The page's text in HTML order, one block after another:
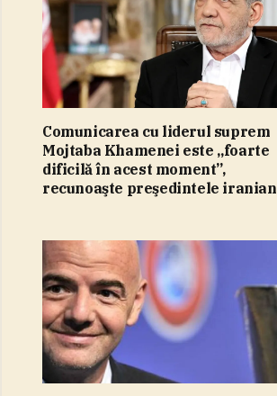
Comunicarea cu liderul suprem
Mojtaba Khamenei este „foarte
dificilă în acest moment”,
recunoaşte preşedintele iranian